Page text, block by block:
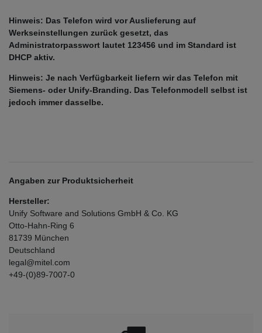
Hinweis: Das Telefon wird vor Auslieferung auf
Werkseinstellungen zurück gesetzt, das
Administratorpasswort lautet 123456 und im Standard ist
DHCP aktiv.
Hinweis: Je nach Verfügbarkeit liefern wir das Telefon mit
Siemens- oder Unify-Branding. Das Telefonmodell selbst ist
jedoch immer dasselbe.
Angaben zur Produktsicherheit
Hersteller:
Unify Software and Solutions GmbH & Co. KG
Otto-Hahn-Ring 6
81739 München
Deutschland
legal@mitel.com
+49-(0)89-7007-0